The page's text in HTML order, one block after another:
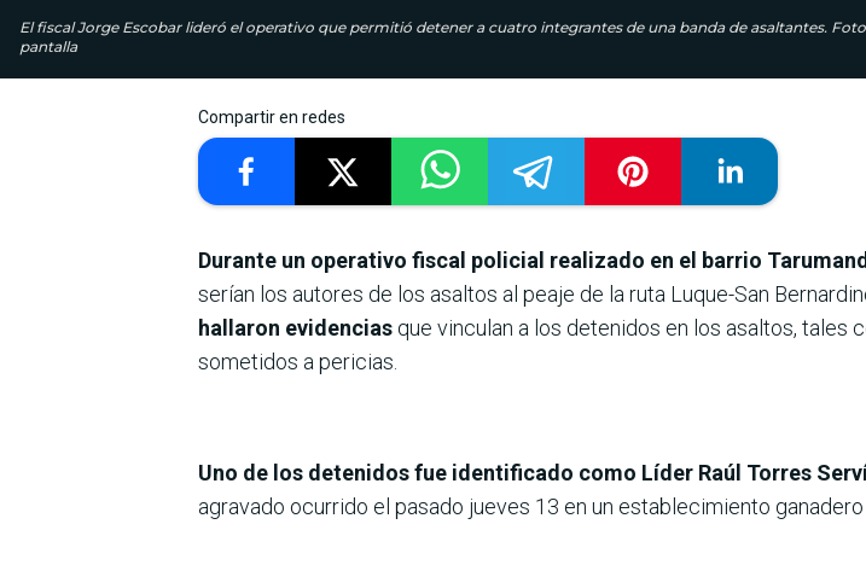
El fiscal Jorge Escobar lideró el operativo que permitió detener a cuatro integrantes de una banda de asaltantes.
pantalla
Compartir en redes
Durante un operativo fiscal policial realizado en el barrio
serían los autores de los asaltos al peaje de la ruta Luque-San
hallaron evidencias que vinculan a los detenidos en los asaltos,
sometidos a pericias.
Uno de los detenidos fue identificado como Líder Raúl Torres
agravado ocurrido el pasado jueves 13 en un establecimiento ganadero